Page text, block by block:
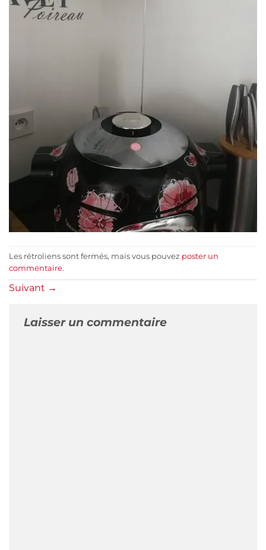
Les rétroliens sont fermés, mais vous pouvez poster un
commentaire.
Suivant →
Laisser un commentaire